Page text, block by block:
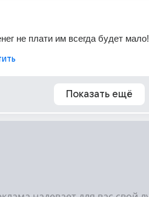
не плати им всегда будет мало!
Показать ещё